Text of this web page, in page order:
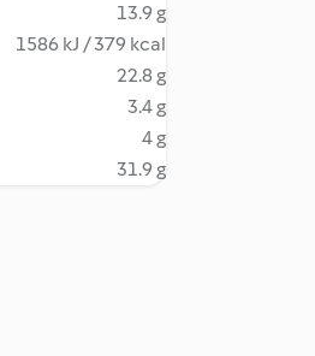
13.9 g
1586 kJ / 379 kcal
22.8 g
3.4 g
4 g
31.9 g